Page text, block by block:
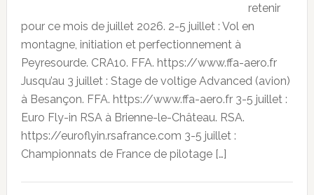
retenir
pour ce mois de juillet 2026. 2-5 juillet : Vol en
montagne, initiation et perfectionnement à
Peyresourde. CRA10. FFA. https://www.ffa-aero.fr
Jusqu’au 3 juillet : Stage de voltige Advanced (avion)
à Besançon. FFA. https://www.ffa-aero.fr 3-5 juillet :
Euro Fly-in RSA à Brienne-le-Château. RSA.
https://euroflyin.rsafrance.com 3-5 juillet :
Championnats de France de pilotage […]